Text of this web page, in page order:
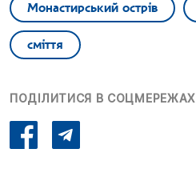
Монастирський острів
сміття
ПОДІЛИТИСЯ В СОЦМЕРЕЖАХ